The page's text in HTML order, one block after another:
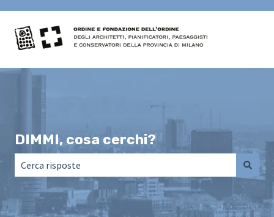
DIMMI, cosa cerchi?
Non sono presenti suggerimenti perché il campo di